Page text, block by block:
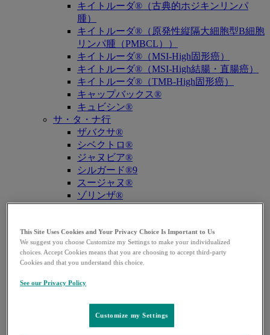
キイトルーダ®（古典的ホジキンリンパ
腫）
キイトルーダ®（原発性縦隔大細胞型B細胞
リンパ腫（PMBCL））
キイトルーダ®（MSI-High固形癌）
キイトルーダ®（MSI-High結腸・直腸癌）
キイトルーダ®（TMB-High固形癌）
キャップバックス®
キュビシン®
サ・タ・ナ行
ザバクサ®
シベクトロ®
ジャヌビア®
シルガード®9
スージャヌ®
ゾリンザ®
ニューモバックス®NP
ハ・マ・ラ行
バクニュバンス®（小児）
バクニュバンス®（成人）
ブリディオン®
ヘプタバックス®-Ⅱ
This Site Uses Cookies and Your Privacy Choice Is Important to Us
We suggest you choose Customize my Settings to make your individualized
choices. Accept Cookies means that you are choosing to accept third-party
Cookies and that you understand this choice.
See our Privacy Policy
Customize my Settings